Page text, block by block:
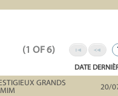
(1 OF 6)
DATE
GRANDS
20/